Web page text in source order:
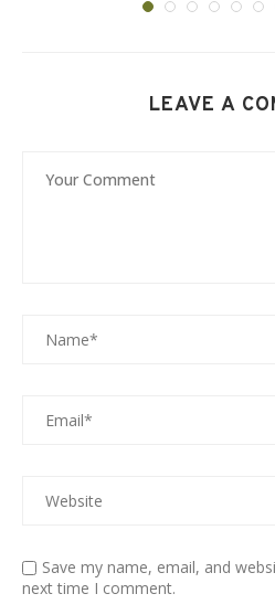
LEAVE A
Save my name, email, and
next time I comment.